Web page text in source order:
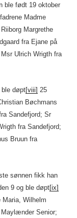
ble født 19 oktober
Madme
Margrethe
fra Ejane på
Ulrich Wrigth fra
ble døpt[viii] 25
Bøchmans
Sandefjord; Sr
fra Sandefjord;
Bruun fra
sønnen fikk han
9 og ble døpt[ix]
Maria, Wilhelm
Senior;